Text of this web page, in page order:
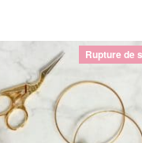
Rupture de